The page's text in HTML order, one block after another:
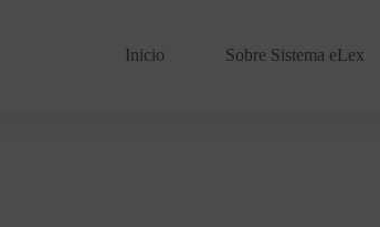
Inicio Sobre Sistema eLex